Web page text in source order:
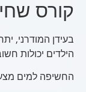
קורס
בעידן המודרני,
הילדים יכולות
החשיפה למים